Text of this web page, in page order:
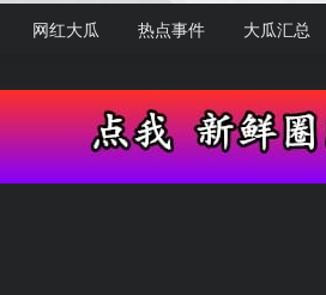
网红大瓜 热点事件 大瓜汇总